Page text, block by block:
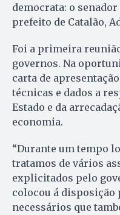
democrata: o
prefeito de Catalão,
Foi a primeira
governos. Na
carta de
técnicas e dados a
Estado e da
economia.
“Durante um tempo
tratamos de vários
explicitados pelo
colocou á disposição
necessários que